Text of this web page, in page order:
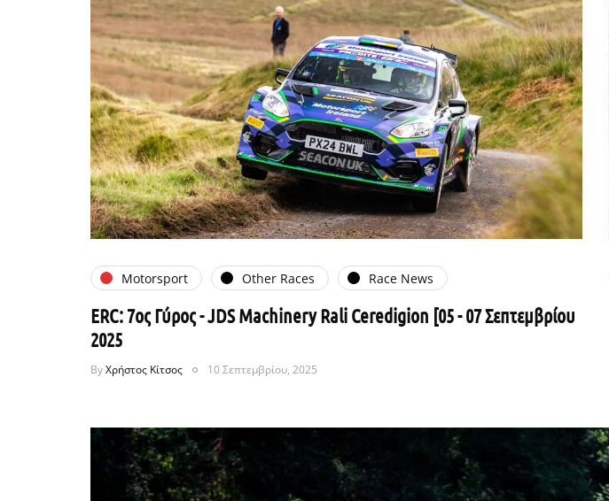
Motorsport Other Races Race News
ERC: 7ος Γύρος - JDS Machinery Rali Ceredigion [05 - 07 Σεπτεμβρίου
2025
ByΧρήστος Κίτσος 10 Σεπτεμβρίου, 2025